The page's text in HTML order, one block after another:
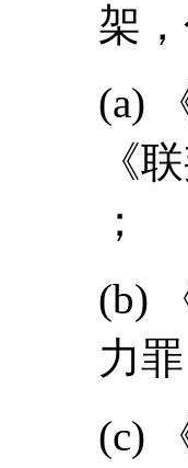
架
(a)
《
；
(b)
力
(c)